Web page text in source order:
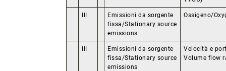
Emissioni da sorgente
fissa/Stationary source
emissions
Ossigeno/
Emissioni da sorgente
fissa/Stationary source
emissions
Velocità e
Volume flow